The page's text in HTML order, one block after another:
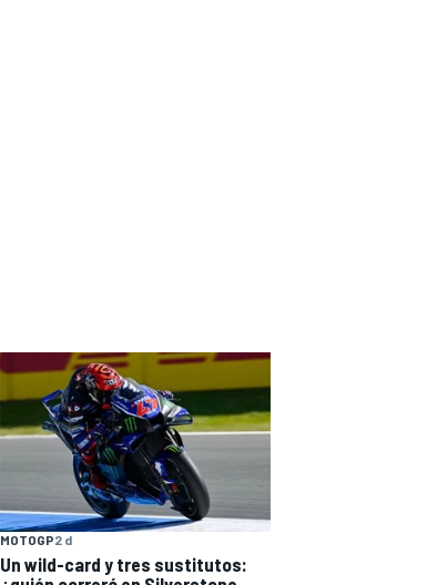
MOTOGP2 d
Un wild-card y tres sustitutos: